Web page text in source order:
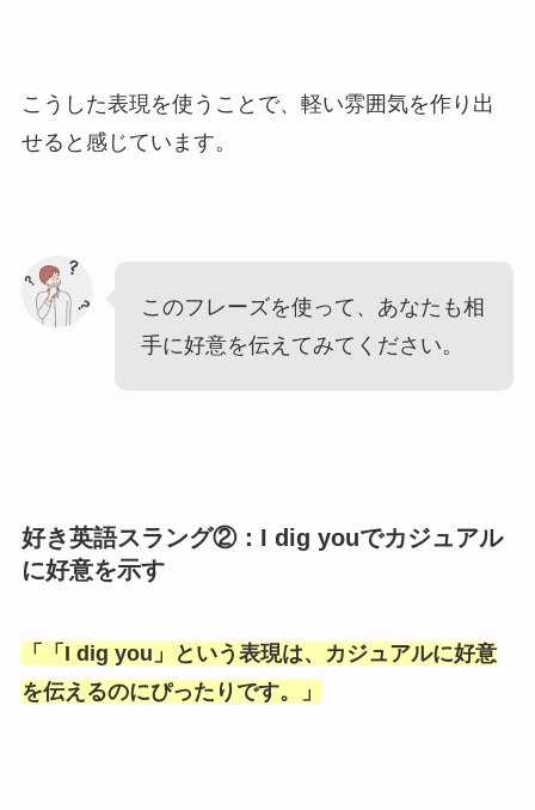
こうした表現を使うことで、軽い雰囲気を作り出
せると感じています。
このフレーズを使って、あなたも相
手に好意を伝えてみてください。
好き英語スラング②：I dig youでカジュアル
に好意を示す
「 「I dig you 」という表現は、カジュアルに好意
を伝えるのにぴったりです。」